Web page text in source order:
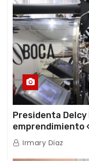
Presidenta
emprendimiento
producción
internacionales
Irmary Diaz